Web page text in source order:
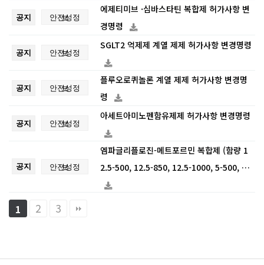
공지 안전성정보
에제티미브 ·심바스타틴 복합제 허가사항 변
경명령
공지 안전성정보
SGLT2 억제제 계열 제제 허가사항 변경명령
공지 안전성정보
플루오로퀴놀론 계열 제제 허가사항 변경명
령
공지 안전성정보
아세트아미노펜함유제제 허가사항 변경명령
공지 안전성정보
엠파글리플로진-메트포르민 복합제 (함량 1
2.5-500, 12.5-850, 12.5-1000, 5-500, …
1 2 3